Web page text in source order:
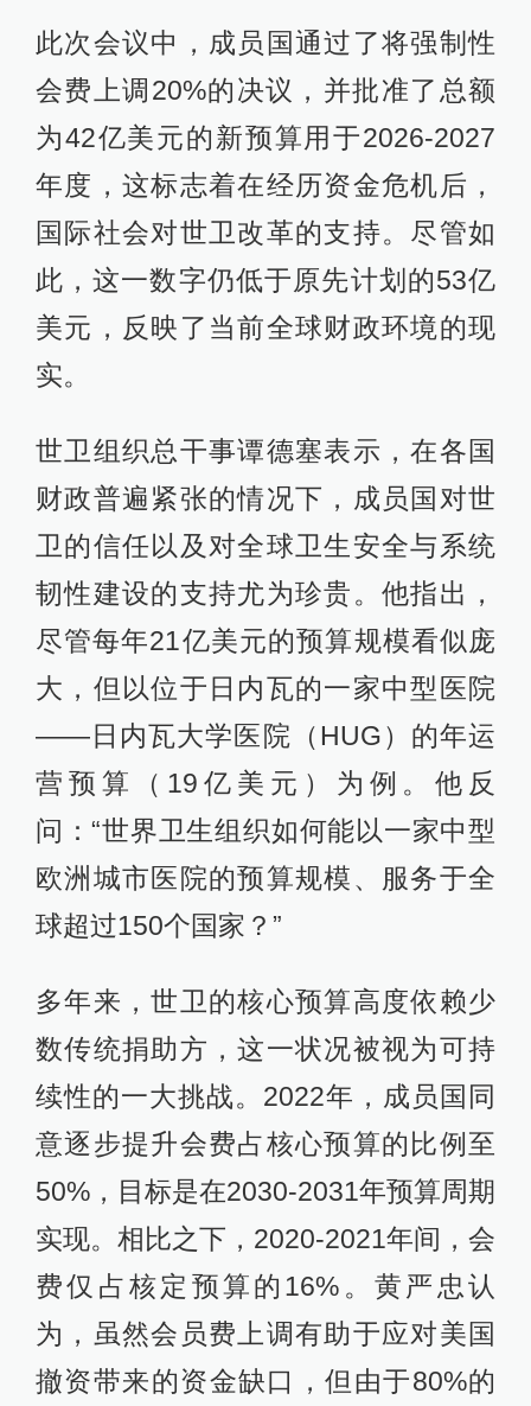
此次会议中，成员国通过了将强制性
会费上调20%的决议，并批准了总额
为42亿美元的新预算用于2026-2027
年度，这标志着在经历资金危机后，
国际社会对世卫改革的支持。尽管如
此，这一数字仍低于原先计划的53亿
美元，反映了当前全球财政环境的现
实。
世卫组织总干事谭德塞表示，在各国
财政普遍紧张的情况下，成员国对世
卫的信任以及对全球卫生安全与系统
韧性建设的支持尤为珍贵。他指出，
尽管每年21亿美元的预算规模看似庞
大，但以位于日内瓦的一家中型医院
——日内瓦大学医院（HUG）的年运
营预算（19亿美元）为例。他反
问：“世界卫生组织如何能以一家中型
欧洲城市医院的预算规模、服务于全
球超过150个国家？”
多年来，世卫的核心预算高度依赖少
数传统捐助方，这一状况被视为可持
续性的一大挑战。2022年，成员国同
意逐步提升会费占核心预算的比例至
50%，目标是在2030-2031年预算周期
实现。相比之下，2020-2021年间，会
费仅占核定预算的16%。黄严忠认
为，虽然会员费上调有助于应对美国
撤资带来的资金缺口，但由于80%的